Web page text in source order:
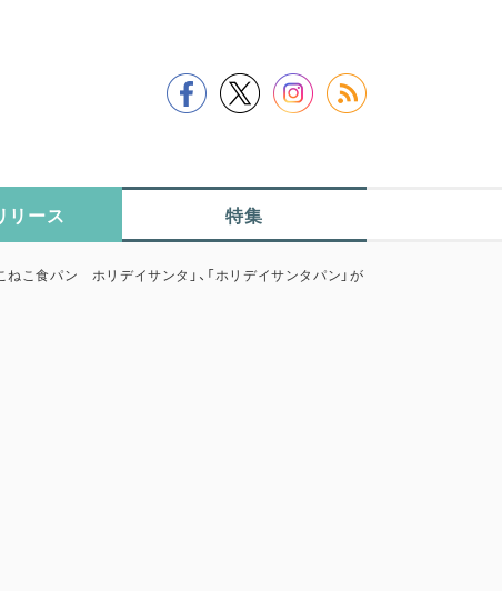
リース 特集
こ食パン ホリデイサンタ」、「ホリデイサンタパン」が